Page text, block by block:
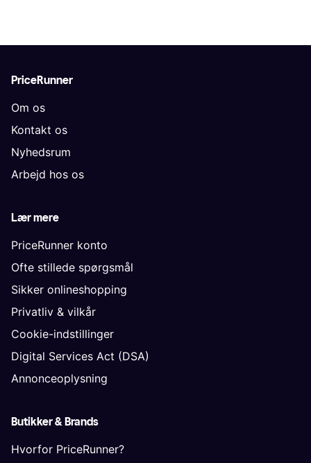
PriceRunner
Om os
Kontakt os
Nyhedsrum
Arbejd hos os
Lær mere
PriceRunner konto
Ofte stillede spørgsmål
Sikker onlineshopping
Privatliv & vilkår
Cookie-indstillinger
Digital Services Act (DSA)
Annonceoplysning
Butikker & Brands
Hvorfor PriceRunner?